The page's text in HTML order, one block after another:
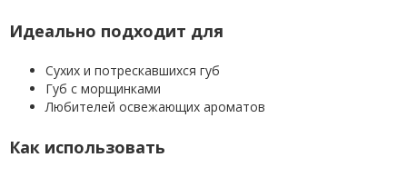
Идеально подходит для
Сухих и потрескавшихся губ
Губ с морщинками
Любителей освежающих ароматов
Как использовать